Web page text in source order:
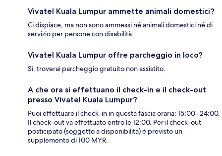
Vivatel Kuala Lumpur ammette animali domestici?
Ci dispiace, ma non sono ammessi né animali domestici né di
servizio per persone con disabilità.
Vivatel Kuala Lumpur offre parcheggio in loco?
Sì, troverai parcheggio gratuito non assistito.
A che ora si effettuano il check-in e il check-out
presso Vivatel Kuala Lumpur?
Puoi effettuare il check-in in questa fascia oraria: 15:00- 24:00.
Il check-out va effettuato entro le 12:00. Per il check-out
posticipato (soggetto a disponibilità) è previsto un
supplemento di 100 MYR.